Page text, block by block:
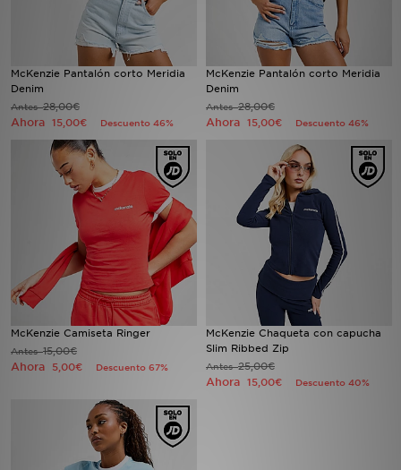
McKenzie Pantalón corto Meridia
Denim
Antes28,00€
Ahora 15,00€ Descuento 46%
McKenzie Pantalón corto Meridia
Denim
Antes28,00€
Ahora 15,00€ Descuento 46%
McKenzie Camiseta Ringer
Antes15,00€
Ahora 5,00€ Descuento 67%
McKenzie Chaqueta con capucha
Slim Ribbed Zip
Antes25,00€
Ahora 15,00€ Descuento 40%
TARJETA REGALO
MI JD